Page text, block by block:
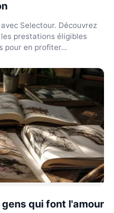
Selectour. Découvrez
prestations éligibles
pour en profiter...
qui font l'amour